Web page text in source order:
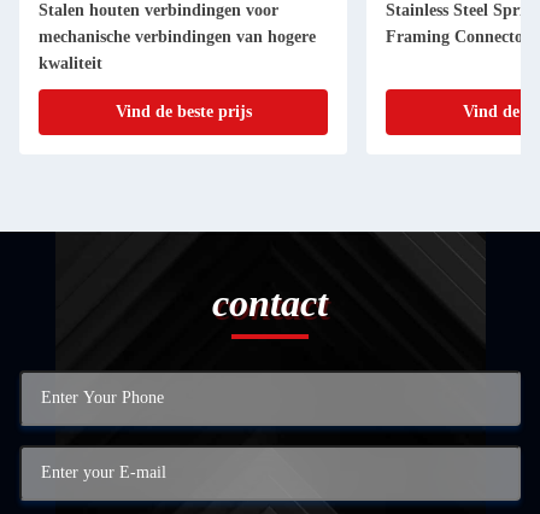
Stalen houten verbindingen voor
mechanische verbindingen van hogere
kwaliteit
Vind de beste prijs
Stainless Steel
Framing
Vind de
contact